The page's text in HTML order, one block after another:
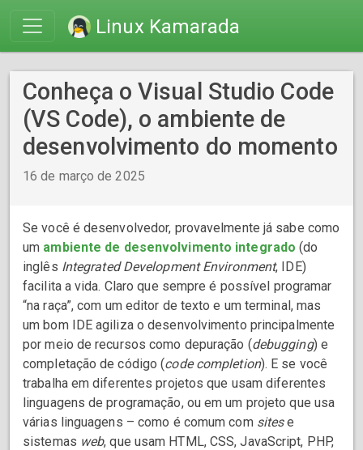
Linux Kamarada
Conheça o Visual Studio Code
(VS Code), o ambiente de
desenvolvimento do momento
16 de março de 2025
Se você é desenvolvedor, provavelmente já sabe como
um ambiente de desenvolvimento integrado (do
inglês Integrated Development Environment, IDE)
facilita a vida. Claro que sempre é possível programar
“na raça”, com um editor de texto e um terminal, mas
um bom IDE agiliza o desenvolvimento principalmente
por meio de recursos como depuração (debugging) e
completação de código (code completion). E se você
trabalha em diferentes projetos que usam diferentes
linguagens de programação, ou em um projeto que usa
várias linguagens – como é comum com sitese
sistemas web, que usam HTML, CSS, JavaScript, PHP,